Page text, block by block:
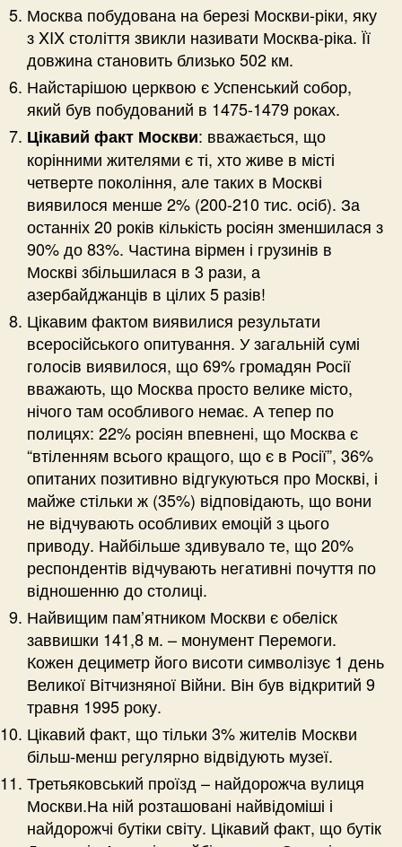
Москва побудована на березі Москви-ріки, яку
з XIX століття звикли називати Москва-ріка. Її
довжина становить близько 502 км.
Найстарішою церквою є Успенський собор,
який був побудований в 1475-1479 роках.
Цікавий факт Москви: вважається, що
корінними жителями є ті, хто живе в місті
четверте покоління, але таких в Москві
виявилося менше 2% (200-210 тис. осіб). За
останніх 20 років кількість росіян зменшилася з
90% до 83%. Частина вірмен і грузинів в
Москві збільшилася в 3 рази, а
азербайджанців в цілих 5 разів!
Цікавим фактом виявилися результати
всеросійського опитування. У загальній сумі
голосів виявилося, що 69% громадян Росії
вважають, що Москва просто велике місто,
нічого там особливого немає. А тепер по
полицях: 22% росіян впевнені, що Москва є
“втіленням всього кращого, що є в Росії”, 36%
опитаних позитивно відгукуються про Москві, і
майже стільки ж (35%) відповідають, що вони
не відчувають особливих емоцій з цього
приводу. Найбільше здивувало те, що 20%
респондентів відчувають негативні почуття по
відношенню до столиці.
Найвищим пам’ятником Москви є обеліск
заввишки 141,8 м. – монумент Перемоги.
Кожен дециметр його висоти символізує 1 день
Великої Вітчизняної Війни. Він був відкритий 9
травня 1995 року.
Цікавий факт, що тільки 3% жителів Москви
більш-менш регулярно відвідують музеї.
Третьяковський проїзд – найдорожча вулиця
Москви.На ній розташовані найвідоміші і
найдорожчі бутіки світу. Цікавий факт, що бутік